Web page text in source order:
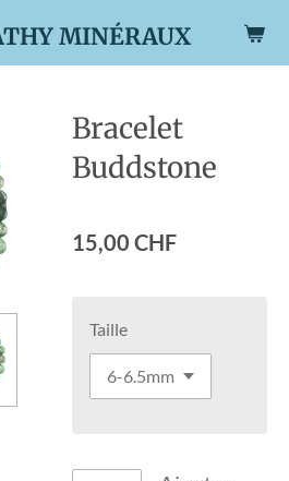
MINÉRAUX
Bracelet
Buddstone
15,00 CHF
Taille